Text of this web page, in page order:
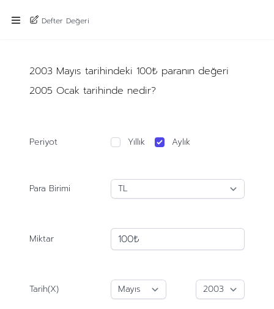
Defter Değeri
2003 Mayıs tarihindeki 100₺ paranın değeri
2005 Ocak tarihinde nedir?
Periyot Yıllık Aylık
Para Birimi
Miktar
Tarih(X)